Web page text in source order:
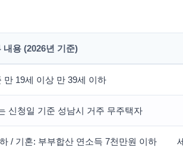
내용 (2026년 기준)
만 19세 이상 만 39세 이하
신청일 기준 성남시 거주 무주택자
/ 기혼: 부부합산 연소득 7천만원 이하